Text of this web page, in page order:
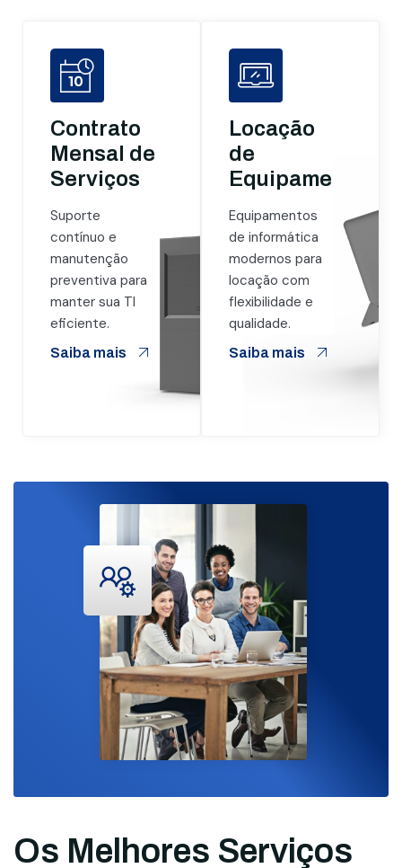
Contrato
Mensal de
Serviços
Suporte
contínuo e
manutenção
preventiva para
manter sua TI
eficiente.
Saiba mais
Locação
de
Equipamentos
Equipamentos
de informática
modernos para
locação com
flexibilidade e
qualidade.
Saiba mais
Os Melhores Serviços